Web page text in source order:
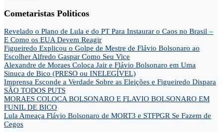
Cometaristas Politicos
Revelado o Plano de Lula e do PT Para Instaurar o Caos no Brasil –
E Como os EUA Devem Reagir
Figueiredo Explicou o Golpe de Mestre de Flávio Bolsonaro ao
Escolher Alfredo Gaspar Como Seu Vice
Alexandre de Moraes Coloca Jair e Flávio Bolsonaro em Uma
Sinuca de Bico (PRESO ou INELEGÍVEL)
Imprensa Esconde a Verdade Sobre as Eleições e Figueiredo Dispara
SÃO TODOS PUTS
MORAES COLOCA BOLSONARO E FLAVIO BOLSONARO EM
FUNIL DE BICO
Lula Ameaça Flávio Bolsonaro de MORT3 e STFPGR Se Fazem de
Cegos